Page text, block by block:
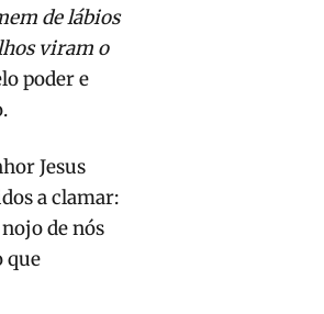
de lábios
viram o
poder e
Jesus
a clamar:
de nós
que